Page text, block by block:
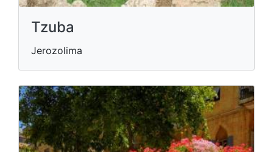
Tzuba
Jerozolima